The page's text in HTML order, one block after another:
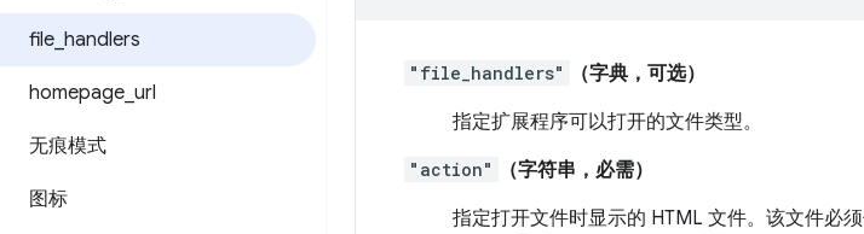
file handlers
homepage url
无痕模式
图标
"file_handlers"
（字典，可选）
指定扩展程序可以打开的文件类型。
"action"
（字符串，必需）
指定打开文件时显示的 HTML 文件。该文件必